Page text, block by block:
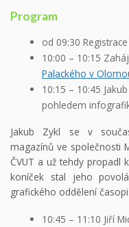
Program
od 09:30 Registrace
10:00 – 10:15
Palackého v
10:15 – 10:45
pohledem
Jakub Zykl se v
magazínů ve společnosti
ČVUT a už tehdy propadl
koníček stal jeho
grafického oddělení
10:45 – 11:10 Jiří